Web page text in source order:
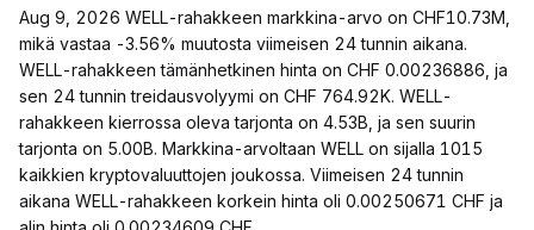
Aug 9, 2026 WELL-rahakkeen markkina-arvo on CHF10.73M,
mikä vastaa -3.56% muutosta viimeisen 24 tunnin aikana.
WELL-rahakkeen tämänhetkinen hinta on CHF 0.00236886, ja
sen 24 tunnin treidausvolyymi on CHF 764.92K. WELL-
rahakkeen kierrossa oleva tarjonta on 4.53B, ja sen suurin
tarjonta on 5.00B. Markkina-arvoltaan WELL on sijalla 1015
kaikkien kryptovaluuttojen joukossa. Viimeisen 24 tunnin
aikana WELL-rahakkeen korkein hinta oli 0.00250671 CHF ja